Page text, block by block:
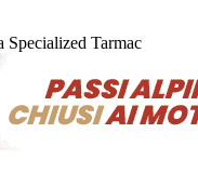
Specialized Tarmac